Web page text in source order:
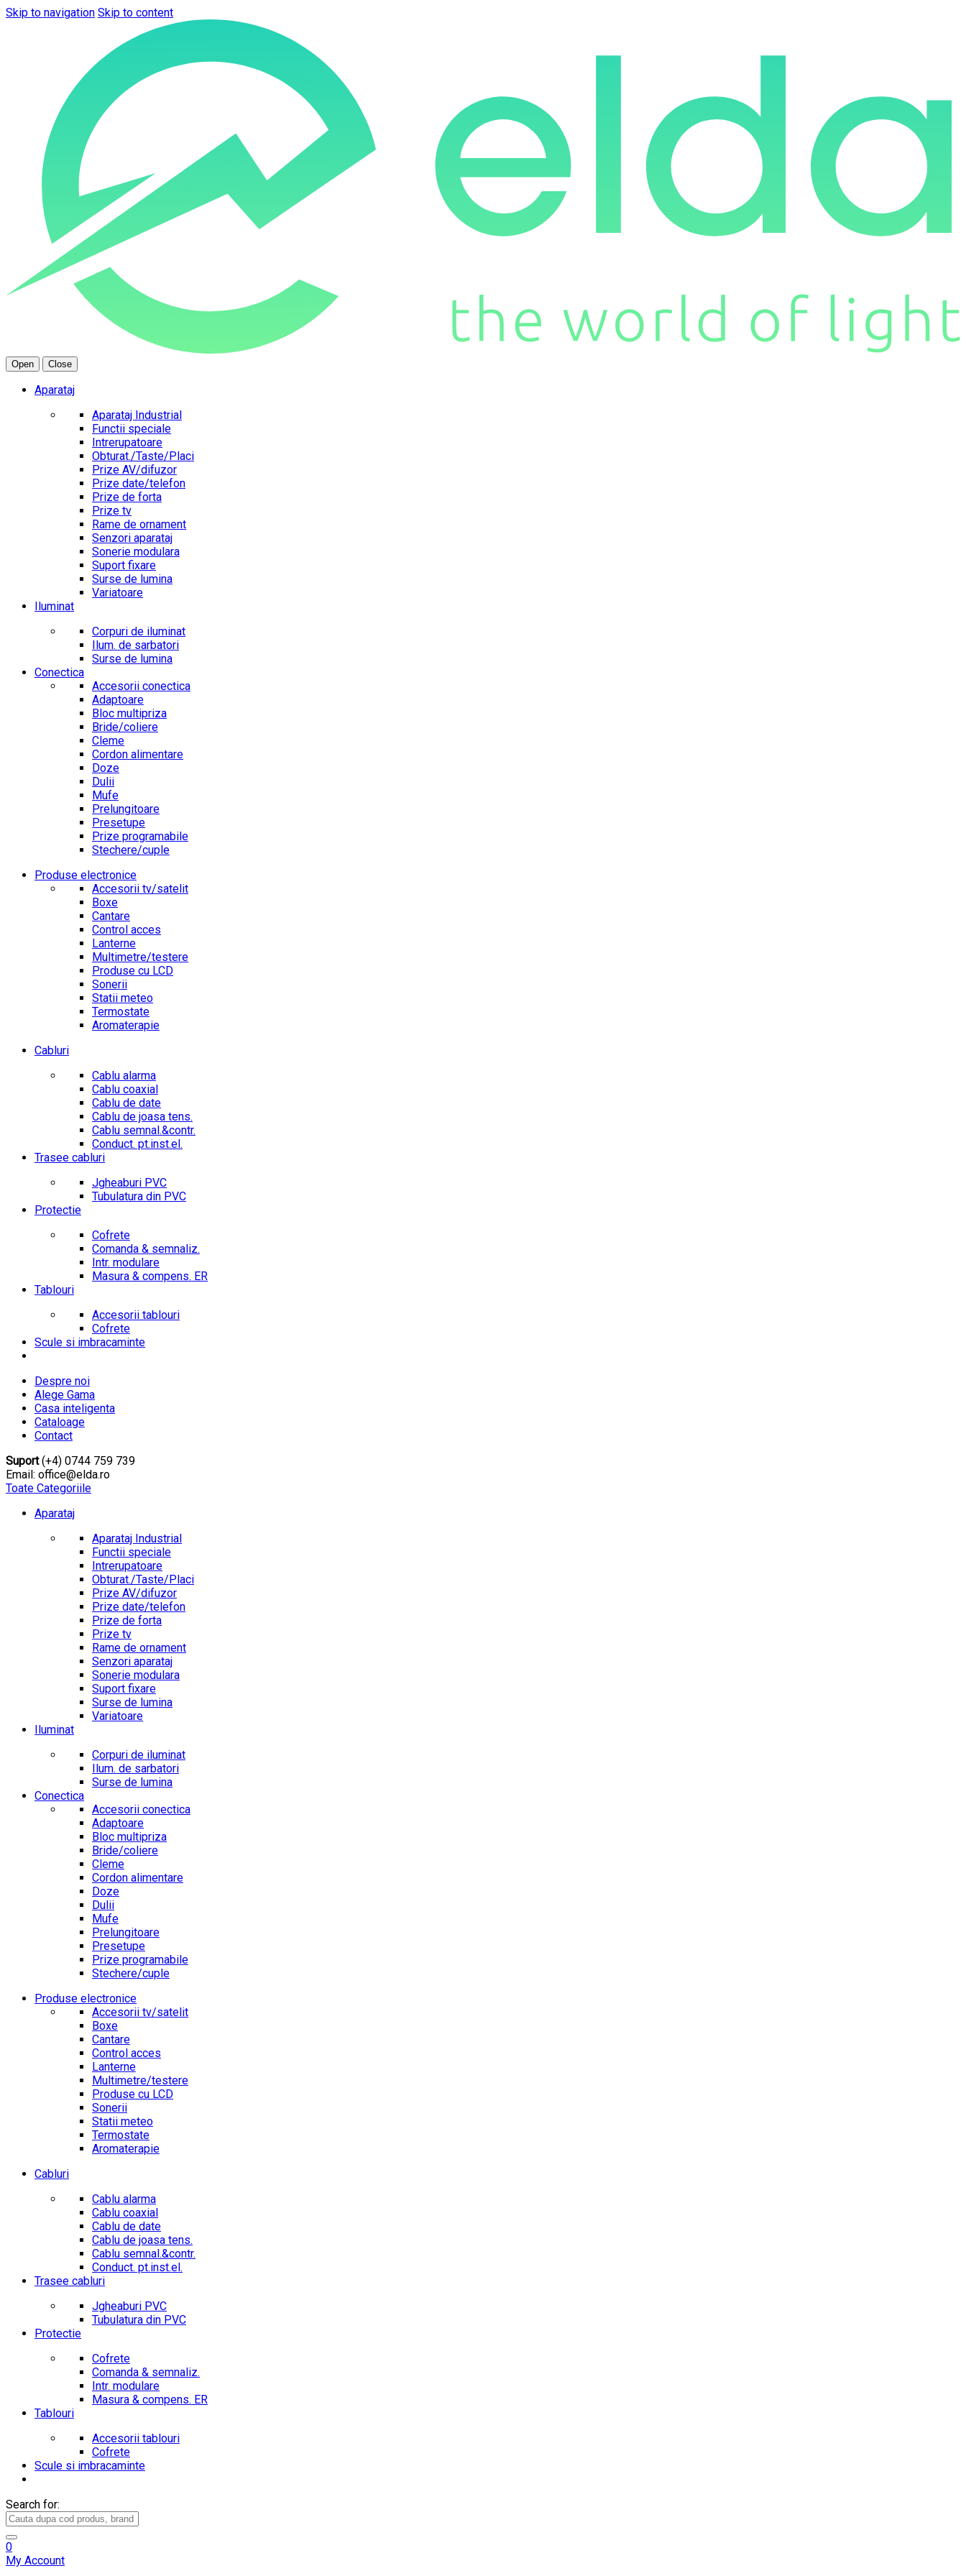
Skip to navigation Skip to content
Open Close
Aparataj
Aparataj Industrial
Functii speciale
Intrerupatoare
Obturat./Taste/Placi
Prize AV/difuzor
Prize date/telefon
Prize de forta
Prize tv
Rame de ornament
Senzori aparataj
Sonerie modulara
Suport fixare
Surse de lumina
Variatoare
Iluminat
Corpuri de iluminat
Ilum. de sarbatori
Surse de lumina
Conectica
Accesorii conectica
Adaptoare
Bloc multipriza
Bride/coliere
Cleme
Cordon alimentare
Doze
Dulii
Mufe
Prelungitoare
Presetupe
Prize programabile
Stechere/cuple
Produse electronice
Accesorii tv/satelit
Boxe
Cantare
Control acces
Lanterne
Multimetre/testere
Produse cu LCD
Sonerii
Statii meteo
Termostate
Aromaterapie
Cabluri
Cablu alarma
Cablu coaxial
Cablu de date
Cablu de joasa tens.
Cablu semnal.&contr.
Conduct. pt.inst.el.
Trasee cabluri
Jgheaburi PVC
Tubulatura din PVC
Protectie
Cofrete
Comanda & semnaliz.
Intr. modulare
Masura & compens. ER
Tablouri
Accesorii tablouri
Cofrete
Scule si imbracaminte
Despre noi
Alege Gama
Casa inteligenta
Cataloage
Contact
Suport(+4) 0744 759 739
Email: office@elda.ro
Toate Categoriile
Aparataj
Aparataj Industrial
Functii speciale
Intrerupatoare
Obturat./Taste/Placi
Prize AV/difuzor
Prize date/telefon
Prize de forta
Prize tv
Rame de ornament
Senzori aparataj
Sonerie modulara
Suport fixare
Surse de lumina
Variatoare
Iluminat
Corpuri de iluminat
Ilum. de sarbatori
Surse de lumina
Conectica
Accesorii conectica
Adaptoare
Bloc multipriza
Bride/coliere
Cleme
Cordon alimentare
Doze
Dulii
Mufe
Prelungitoare
Presetupe
Prize programabile
Stechere/cuple
Produse electronice
Accesorii tv/satelit
Boxe
Cantare
Control acces
Lanterne
Multimetre/testere
Produse cu LCD
Sonerii
Statii meteo
Termostate
Aromaterapie
Cabluri
Cablu alarma
Cablu coaxial
Cablu de date
Cablu de joasa tens.
Cablu semnal.&contr.
Conduct. pt.inst.el.
Trasee cabluri
Jgheaburi PVC
Tubulatura din PVC
Protectie
Cofrete
Comanda & semnaliz.
Intr. modulare
Masura & compens. ER
Tablouri
Accesorii tablouri
Cofrete
Scule si imbracaminte
Search for:
0
My Account